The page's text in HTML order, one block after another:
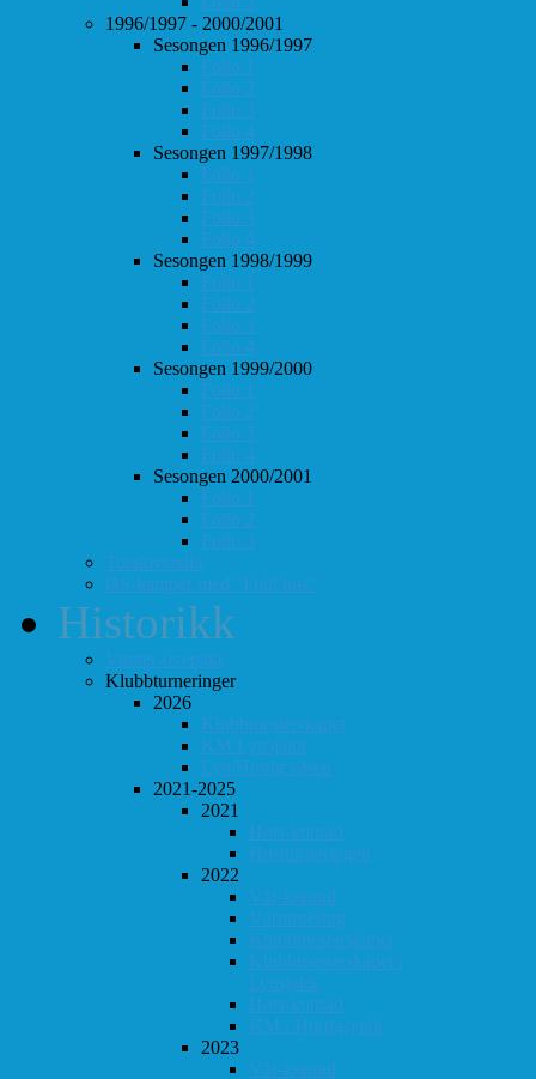
1996/1997 - 2000/2001
Sesongen 1996/1997
Follo 1
Follo 2
Follo 3
Follo 4
Sesongen 1997/1998
Follo 1
Follo 2
Follo 3
Follo 4
Sesongen 1998/1999
Follo 1
Follo 2
Follo 3
Follo 4
Sesongen 1999/2000
Follo 1
Follo 2
Follo 3
Follo 4
Sesongen 2000/2001
Follo 1
Follo 2
Follo 3
Totaloversikt
ØS-kamper med "Fullt hus"
Historikk
Vinner-oversikt
Klubbturneringer
2026
Klubbmesterskapet
KM Lynsjakk
Lyn/Hurtig våren
2021-2025
2021
Høst-konrad
Høstturneringen
2022
Vår-konrad
Vårturnering
Klubbmesterskapet
Klubbmesterskapet i
Lynsjakk
Høst-konrad
KM i Hurtigsjakk
2023
Vår-konrad